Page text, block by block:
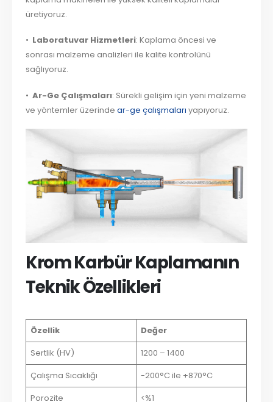
üretiyoruz.
• Laboratuvar Hizmetleri: Kaplama öncesi ve
sonrası malzeme analizleri ile kalite kontrolünü
sağlıyoruz.
•Ar-Ge Çalışmaları: Sürekli gelişim için yeni malzeme
ve yöntemler üzerindear-ge çalışmaları yapıyoruz.
Krom Karbür Kaplamanın
Teknik Özellikleri
Özellik
Değer
Sertlik (HV)
1200 – 1400
Çalışma Sıcaklığı
-200°C ile +870°C
Porozite
<%1